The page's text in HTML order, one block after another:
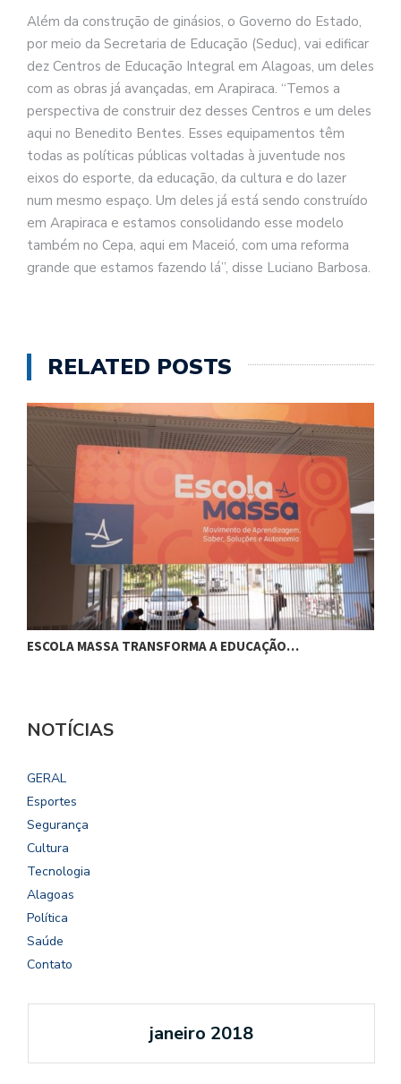
Além da construção de ginásios, o Governo do Estado,
por meio da Secretaria de Educação (Seduc), vai edificar
dez Centros de Educação Integral em Alagoas, um deles
com as obras já avançadas, em Arapiraca. “Temos a
perspectiva de construir dez desses Centros e um deles
aqui no Benedito Bentes. Esses equipamentos têm
todas as políticas públicas voltadas à juventude nos
eixos do esporte, da educação, da cultura e do lazer
num mesmo espaço. Um deles já está sendo construído
em Arapiraca e estamos consolidando esse modelo
também no Cepa, aqui em Maceió, com uma reforma
grande que estamos fazendo lá”, disse Luciano Barbosa.
RELATED POSTS
ESCOLA MASSA TRANSFORMA A EDUCAÇÃO…
NOTÍCIAS
GERAL
Esportes
Segurança
Cultura
Tecnologia
Alagoas
Política
Saúde
Contato
janeiro 2018